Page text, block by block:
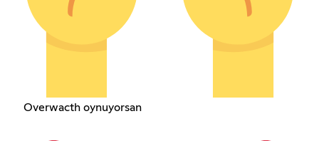
Overwacth oynuyorsan